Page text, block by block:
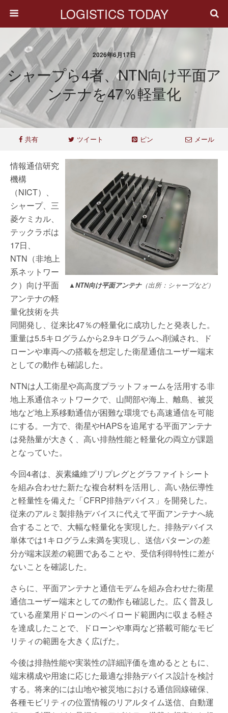
LOGISTICS TODAY
2026年6月17日
シャープら4者、NTN向け平面ア
ンテナを47％軽量化
共有 ツイート ピン メール
▲NTN向け平面アンテナ（出所：シャープなど）
情報通信研究
機構
（NICT）、
シャープ、三
菱ケミカル、
テックラボは
17日、
NTN（非地上
系ネットワー
ク）向け平面
アンテナの軽
量化技術を共
同開発し、従来比47％の軽量化に成功したと発表した。
重量は5.5キログラムから2.9キログラムへ削減され、ド
ローンや車両への搭載を想定した衛星通信ユーザー端末
としての動作も確認した。
NTNは人工衛星や高高度プラットフォームを活用する非
地上系通信ネットワークで、山間部や海上、離島、被災
地など地上系移動通信が困難な環境でも高速通信を可能
にする。一方で、衛星やHAPSを追尾する平面アンテナ
は発熱量が大きく、高い排熱性能と軽量化の両立が課題
となっていた。
今回4者は、炭素繊維プリプレグとグラファイトシート
を組み合わせた新たな複合材料を活用し、高い熱伝導性
と軽量性を備えた「CFRP排熱デバイス」を開発した。
従来のアルミ製排熱デバイスに代えて平面アンテナへ統
合することで、大幅な軽量化を実現した。排熱デバイス
単体では1キログラム未満を実現し、送信パターンの差
分が端末誤差の範囲であることや、受信利得特性に差が
ないことを確認した。
さらに、平面アンテナと通信モデムを組み合わせた衛星
通信ユーザー端末としての動作も確認した。広く普及し
ている産業用ドローンのペイロード範囲内に収まる軽さ
を達成したことで、ドローンや車両など搭載可能なモビ
リティの範囲を大きく広げた。
今後は排熱性能や実装性の詳細評価を進めるとともに、
端末構成や用途に応じた最適な排熱デバイス設計を検討
する。将来的には山地や被災地における通信回線確保、
各種モビリティの位置情報のリアルタイム送信、自動運